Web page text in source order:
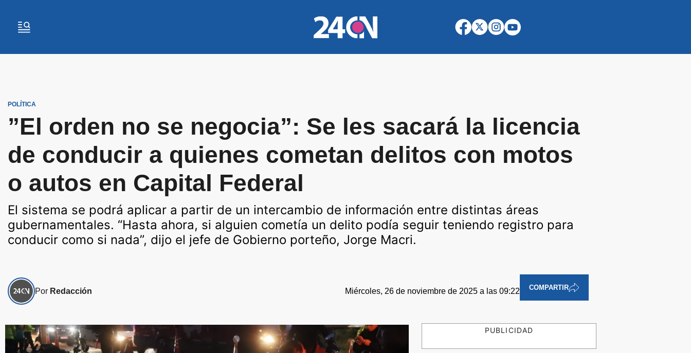
POLÍTICA
”El orden no se negocia”: Se les sacará la licencia
de conducir a quienes cometan delitos con motos
o autos en Capital Federal
El sistema se podrá aplicar a partir de un intercambio de información entre distintas áreas
gubernamentales. “Hasta ahora, si alguien cometía un delito podía seguir teniendo registro para
conducir como si nada”, dijo el jefe de Gobierno porteño, Jorge Macri.
Por Redacción Miércoles, 26 de noviembre de 2025 a las 09:22 COMPARTIR
PUBLICIDAD